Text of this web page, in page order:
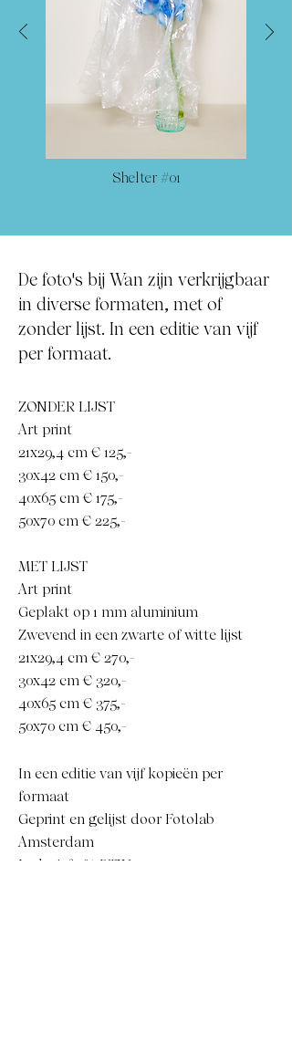
Shelter #01
De foto's bij Wan zijn verkrijgbaar
in diverse formaten, met of
zonder lijst. In een editie van vijf
per formaat.
ZONDER LIJST
Art print
21x29,4 cm € 125,-
30x42 cm € 150,-
40x65 cm € 175,-
50x70 cm € 225,-
MET LIJST
Art print
Geplakt op 1 mm aluminium
Zwevend in een zwarte of witte lijst
21x29,4 cm € 270,-
30x42 cm € 320,-
40x65 cm € 375,-
50x70 cm € 450,-
In een editie van vijf kopieën per
formaat
Geprint en gelijst door Fotolab
Amsterdam
Inclusief 9% BTW